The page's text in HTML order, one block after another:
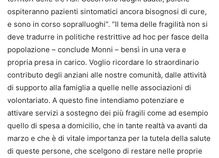
ospiteranno pazienti sintomatici ancora bisognosi di cure,
e sono in corso sopralluoghi”. “Il tema delle fragilità non si
deve tradurre in politiche restrittive ad hoc per fasce della
popolazione – conclude Monni – bensì in una vera e
propria presa in carico. Voglio ricordare lo straordinario
contributo degli anziani alle nostre comunità, dalle attività
di supporto alla famiglia a quelle nelle associazioni di
volontariato. A questo fine intendiamo potenziare e
attivare servizi a sostegno dei più fragili come ad esempio
quello di spesa a domicilio, che in tante realtà va avanti da
marzo e che è di vitale importanza per la tutela della salute
di queste persone, che scelgono di restare nelle proprie